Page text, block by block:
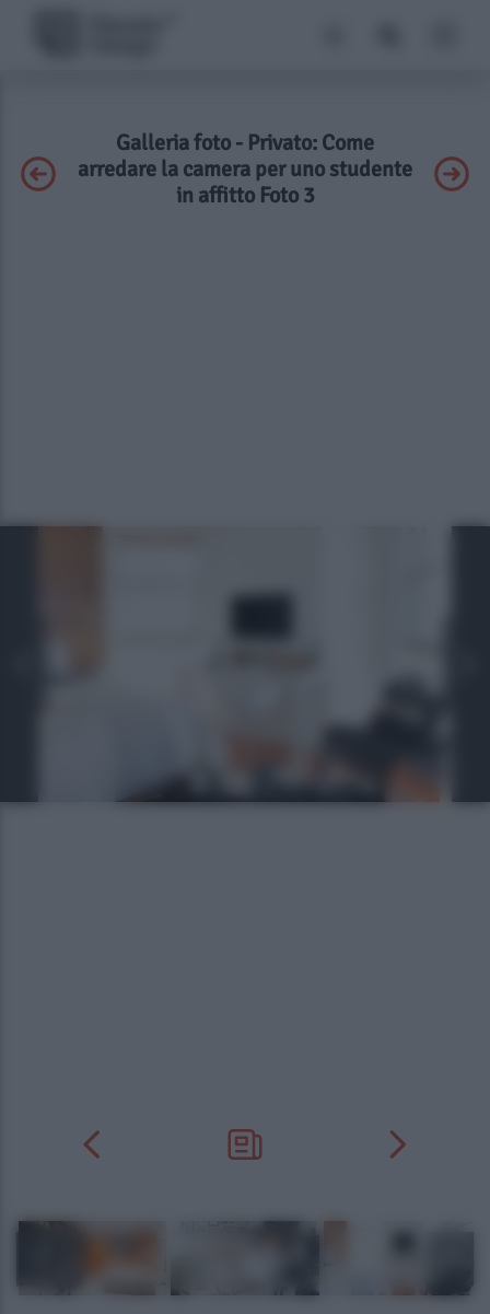
Galleria foto - Privato: Come
arredare la camera per uno studente
in affitto Foto 3